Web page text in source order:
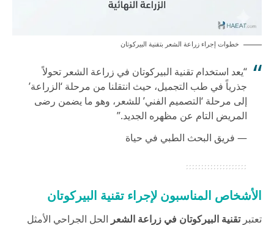
خطوات إجراء زراعة الشعر بتقنية البيركوتان
“يعد استخدام تقنية البيركوتان في زراعة الشعر تحولاً
جذرياً في طب التجميل، حيث انتقلنا من مرحلة ‘الزراعة’
إلى مرحلة ‘التصميم الفني’ للشعر، وهو ما يضمن رضى
المريض التام عن مظهره الجديد.”
— فريق البحث الطبي في حياة
الأشخاص المناسبون لإجراء تقنية البيركوتان
تعتبرتقنية البيركوتان في زراعة الشعر الحل الجراحي الأمثل